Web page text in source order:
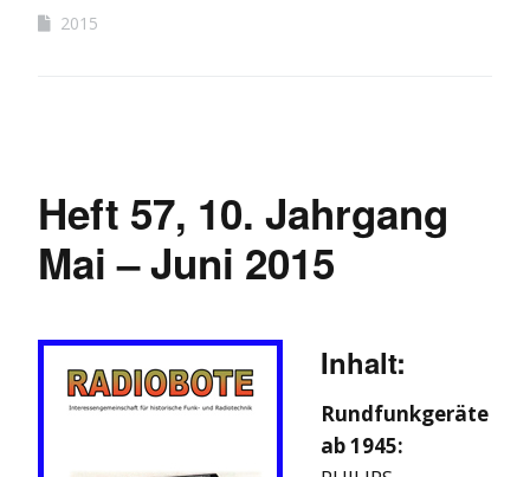
2015
Heft 57, 10. Jahrgang
Mai – Juni 2015
Inhalt:
Rundfunkgeräte
ab 1945: